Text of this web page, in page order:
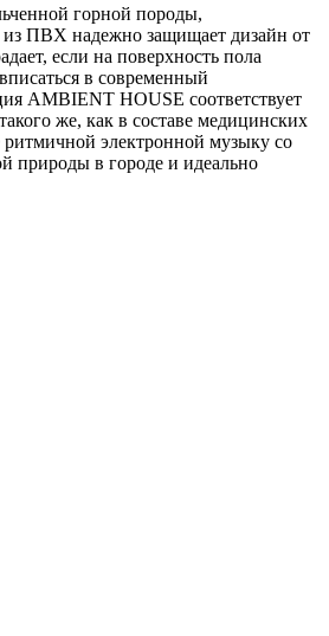
горной породы,
из ПВХ надежно защищает дизайн от
если на поверхность пола
в современный
AMBIENT HOUSE соответствует
же, как в составе медицинских
электронной музыку со
природы в городе и идеально